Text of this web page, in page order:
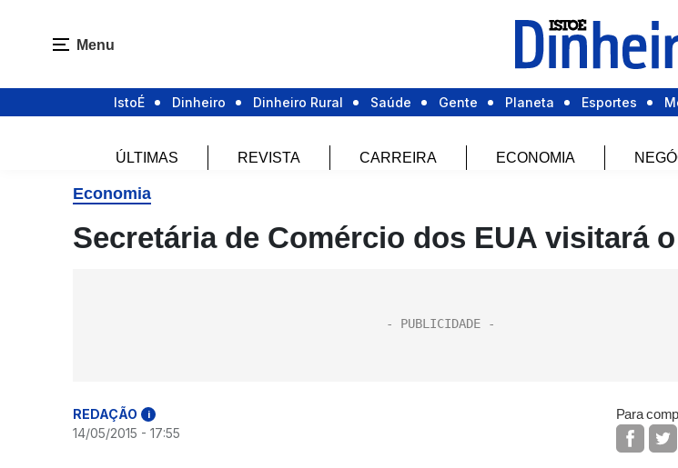
Menu
IstoÉ Dinheiro Dinheiro Rural Saúde Gente Planeta Esportes
ÚLTIMAS REVISTA CARREIRA ECONOMIA
Economia
Secretária de Comércio dos EUA visitará
REDAÇÃO i
14/05/2015 - 17:55
Para